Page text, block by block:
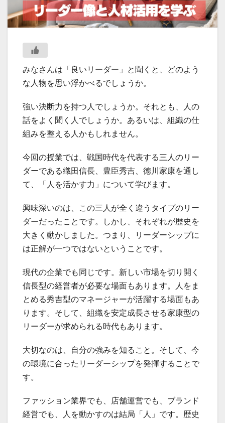
みなさんは「良いリーダー」と聞くと、どのよう
な人物を思い浮かべるでしょうか。
強い決断力を持つ人でしょうか。それとも、人の
話をよく聞く人でしょうか。あるいは、組織の仕
組みを整える人かもしれません。
今回の授業では、戦国時代を代表する三人のリー
ダーである織田信長、豊臣秀吉、徳川家康を通し
て、「人を活かす力」について学びます。
興味深いのは、この三人が全く違うタイプのリー
ダーだったことです。しかし、それぞれが歴史を
大きく動かしました。つまり、リーダーシップに
は正解が一つではないということです。
現代の企業でも同じです。新しい市場を切り開く
信長型の経営者が必要な場面もあります。人をま
とめる秀吉型のマネージャーが活躍する場面もあ
ります。そして、組織を安定成長させる家康型の
リーダーが求められる時代もあります。
大切なのは、自分の強みを知ること。そして、今
の環境に合ったリーダーシップを発揮することで
す。
ファッション業界でも、店舗運営でも、ブランド
経営でも、人を動かすのは結局「人」です。歴史